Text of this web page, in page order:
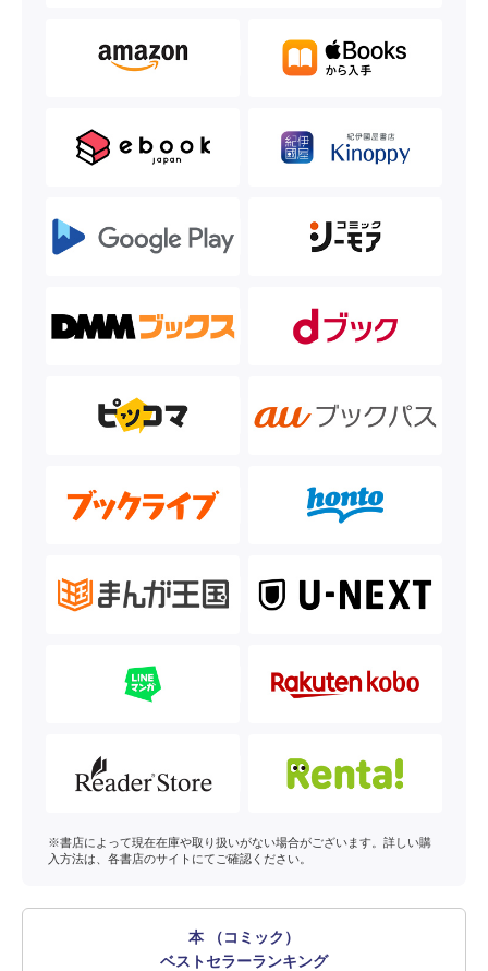
※書店によって現在在庫や取り扱いがない場合がございます。詳しい購
入方法は、各書店のサイトにてご確認ください。
本 （コミック）
ベストセラーランキング